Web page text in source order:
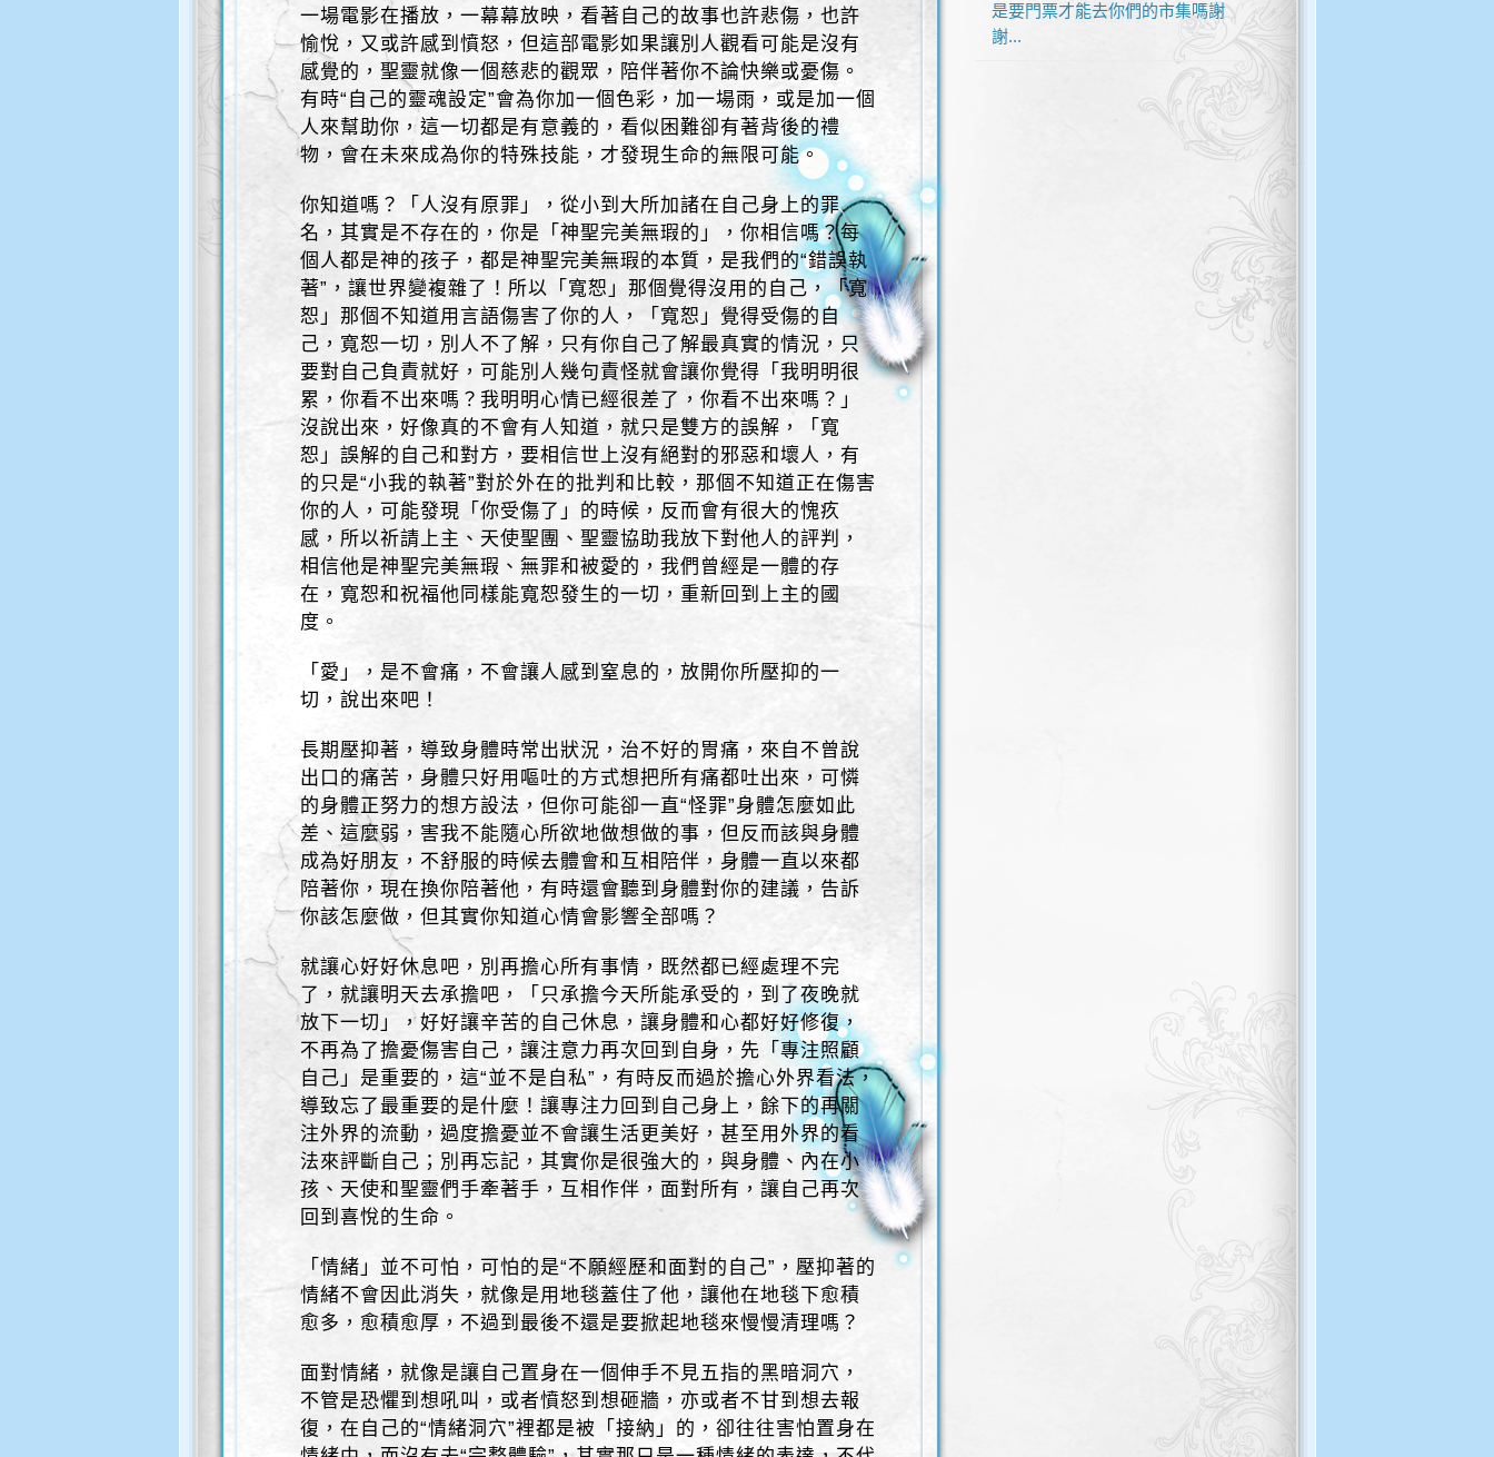
一場電影在播放，一幕幕放映，看著自己的故事也許悲傷，也許
愉悅，又或許感到憤怒，但這部電影如果讓別人觀看可能是沒有
感覺的，聖靈就像一個慈悲的觀眾，陪伴著你不論快樂或憂傷。
有時“自己的靈魂設定”會為你加一個色彩，加一場雨，或是加一個
人來幫助你，這一切都是有意義的，看似困難卻有著背後的禮
物，會在未來成為你的特殊技能，才發現生命的無限可能。
你知道嗎？「人沒有原罪」，從小到大所加諸在自己身上的罪
名，其實是不存在的，你是「神聖完美無瑕的」，你相信嗎？每
個人都是神的孩子，都是神聖完美無瑕的本質，是我們的“錯誤執
著”，讓世界變複雜了！所以「寬恕」那個覺得沒用的自己，「寬
恕」那個不知道用言語傷害了你的人，「寬恕」覺得受傷的自
己，寬恕一切，別人不了解，只有你自己了解最真實的情況，只
要對自己負責就好，可能別人幾句責怪就會讓你覺得「我明明很
累，你看不出來嗎？我明明心情已經很差了，你看不出來嗎？」
沒說出來，好像真的不會有人知道，就只是雙方的誤解，「寬
恕」誤解的自己和對方，要相信世上沒有絕對的邪惡和壞人，有
的只是“小我的執著”對於外在的批判和比較，那個不知道正在傷害
你的人，可能發現「你受傷了」的時候，反而會有很大的愧疚
感，所以祈請上主、天使聖團、聖靈協助我放下對他人的評判，
相信他是神聖完美無瑕、無罪和被愛的，我們曾經是一體的存
在，寬恕和祝福他同樣能寬恕發生的一切，重新回到上主的國
度。
「愛」，是不會痛，不會讓人感到窒息的，放開你所壓抑的一
切，說出來吧！
長期壓抑著，導致身體時常出狀況，治不好的胃痛，來自不曾說
出口的痛苦，身體只好用嘔吐的方式想把所有痛都吐出來，可憐
的身體正努力的想方設法，但你可能卻一直“怪罪”身體怎麼如此
差、這麼弱，害我不能隨心所欲地做想做的事，但反而該與身體
成為好朋友，不舒服的時候去體會和互相陪伴，身體一直以來都
陪著你，現在換你陪著他，有時還會聽到身體對你的建議，告訴
你該怎麼做，但其實你知道心情會影響全部嗎？
就讓心好好休息吧，別再擔心所有事情，既然都已經處理不完
了，就讓明天去承擔吧，「只承擔今天所能承受的，到了夜晚就
放下一切」，好好讓辛苦的自己休息，讓身體和心都好好修復，
不再為了擔憂傷害自己，讓注意力再次回到自身，先「專注照顧
自己」是重要的，這“並不是自私”，有時反而過於擔心外界看法，
導致忘了最重要的是什麼！讓專注力回到自己身上，餘下的再關
注外界的流動，過度擔憂並不會讓生活更美好，甚至用外界的看
法來評斷自己；別再忘記，其實你是很強大的，與身體、內在小
孩、天使和聖靈們手牽著手，互相作伴，面對所有，讓自己再次
回到喜悅的生命。
「情緒」並不可怕，可怕的是“不願經歷和面對的自己”，壓抑著的
情緒不會因此消失，就像是用地毯蓋住了他，讓他在地毯下愈積
愈多，愈積愈厚，不過到最後不還是要掀起地毯來慢慢清理嗎？
面對情緒，就像是讓自己置身在一個伸手不見五指的黑暗洞穴，
不管是恐懼到想吼叫，或者憤怒到想砸牆，亦或者不甘到想去報
復，在自己的“情緒洞穴”裡都是被「接納」的，卻往往害怕置身在
是要門票才能去你們的市集嗎謝
謝...